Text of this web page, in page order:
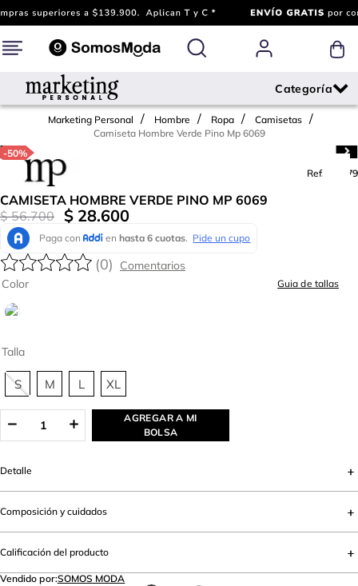
Marketing Personal Hombre Ropa
Camisetas
Camiseta Hombre Verde Pino Mp 6069
-50%
Ref.
786179
CAMISETA HOMBRE VERDE PINO MP 6069
$ 56.700 $ 28.600
(0)
Talla
S M L XL
Color Guia de tallas
AGREGAR A MI
BOLSA
Detalle
Composición y cuidados
Calificación del producto
Vendido por:SOMOS MODA